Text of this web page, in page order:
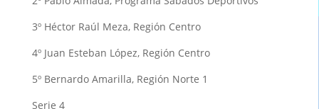
3º Héctor Raúl Meza, Región Centro
4º Juan Esteban López, Región Centro
5º Bernardo Amarilla, Región Norte 1
Serie 4